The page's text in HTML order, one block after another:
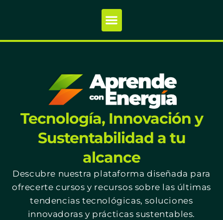
Tecnología, Innovación y
Sustentabilidad a tu
alcance
Descubre nuestra plataforma diseñada para
ofrecerte cursos y recursos sobre las últimas
tendencias tecnológicas, soluciones
innovadoras y prácticas sustentables.